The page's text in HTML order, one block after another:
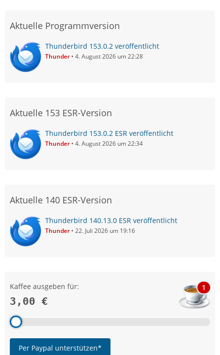
Aktuelle Programmversion
Thunderbird 153.0.2 veröffentlicht
Thunder 4. August 2026 um 22:28
Aktuelle 153 ESR-Version
Thunderbird 153.0.2 ESR veröffentlicht
Thunder 4. August 2026 um 22:34
Aktuelle 140 ESR-Version
Thunderbird 140.13.0 ESR veröffentlicht
Thunder 22. Juli 2026 um 19:16
Kaffee ausgeben für:
3,00 €
1
Per Paypal unterstützen*